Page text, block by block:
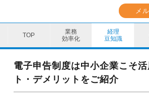
メ
業務
効率化
経理
豆知識
業務効率化
経理豆知識
電子申告制度は中小企業こそ
ト・デメリットをご紹介